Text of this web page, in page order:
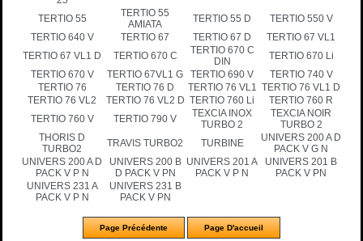
TERTIO 55
TERTIO 55
AMIATA
TERTIO 55 D
TERTIO 550 V
TERTIO 640 V
TERTIO 67 TERTIO 67 D
TERTIO 67 VL1
TERTIO 67 VL1 D
TERTIO 670 C
TERTIO 670 C
DIN
TERTIO 670 Li
TERTIO 670 V
TERTIO 67VL1 G TERTIO 690 V
TERTIO 740 V
TERTIO 76
TERTIO 76 D TERTIO 76 VL1 TERTIO 76 VL1 D
TERTIO 76 VL2
TERTIO 76 VL2 D TERTIO 760 Li
TERTIO 760 R
TERTIO 760 V
TERTIO 790 V
TEXCIA INOX
TURBO 2
TEXCIA NOIR
TURBO 2
THORIS D
TURBO2
TRAVIS TURBO2 TURBINE
UNIVERS 200 A D
PACK V G N
UNIVERS 200 A D
PACK V P N
UNIVERS 200 B
D PACK V PN
UNIVERS 201 A
PACK V P N
UNIVERS 201 B
PACK V PN
UNIVERS 231 A
PACK V P N
UNIVERS 231 B
PACK V PN